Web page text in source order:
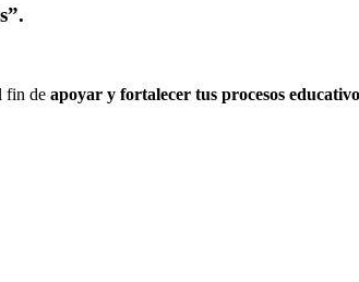
fin de apoyar y fortalecer tus procesos